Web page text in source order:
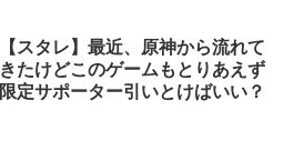
【スタレ】最近、原神から流れて
きたけどこのゲームもとりあえず
限定サポーター引いとけばいい？